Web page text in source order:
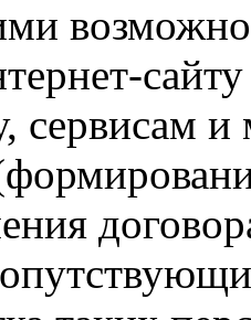
сервисам и